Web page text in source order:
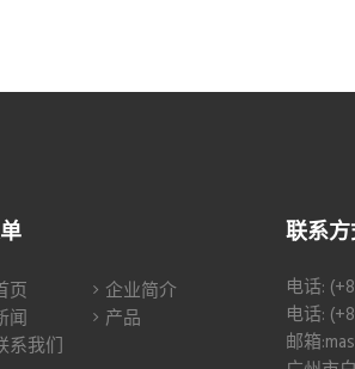
页
企业简介
闻
产品
系我们
联系方
电话:
电话:
邮箱